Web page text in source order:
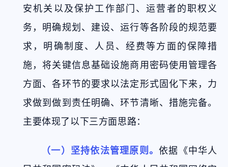
安机关以及保护工作部门、运营者的职权义
务，明确规划、建设、运行等各阶段的规范要
求，明确制度、人员、经费等方面的保障措
施，将关键信息基础设施商用密码使用管理各
方面、各环节的要求以法定形式固化下来，力
求做到做到责任明确、环节清晰、措施完备。
主要体现了以下三方面思路：
（一）坚持依法管理原则。依据《中华人